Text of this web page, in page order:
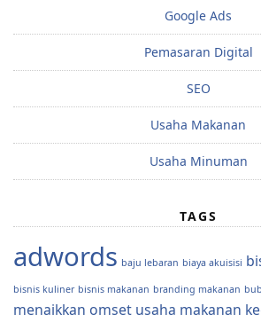
Google Ads
Pemasaran Digital
SEO
Usaha Makanan
Usaha Minuman
TAGS
adwords baju lebaran biaya akuisisi
bisnis kuliner bisnis makanan branding makanan
menaikkan omset usaha makanan